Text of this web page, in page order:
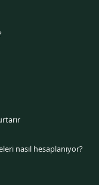
nasıl hesaplanıyor?